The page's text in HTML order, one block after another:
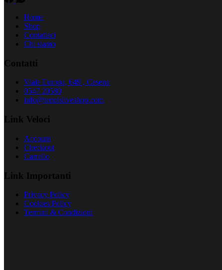
Home
Shop
Contattaci
Chi siamo
Contatti
Viale Europa, 649 , Cesena
0547 20580
info@tennisliveshop.com
Link Veloci
Account
Checkout
Carrello
Link Importanti
Privacy Policy
Cookies Policy
Termini & Condizioni